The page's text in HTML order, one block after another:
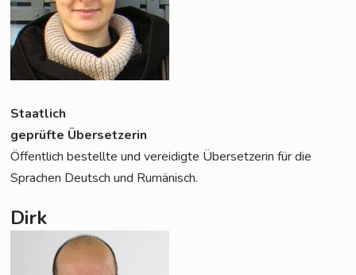
Staat­lich
geprüf­te Übersetzerin
Öffent­lich bestell­te und ver­ei­dig­te Über­set­ze­rin für die
Spra­chen Deutsch und Rumänisch.
Dirk